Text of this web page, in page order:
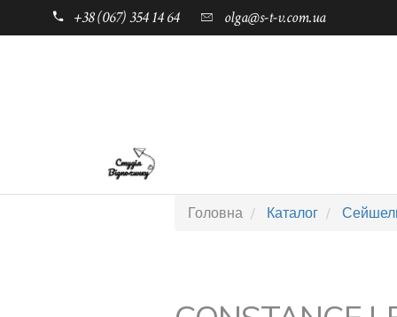
+38 (067) 354 14 64 olga@s-t-v.com.ua
Головна Каталог